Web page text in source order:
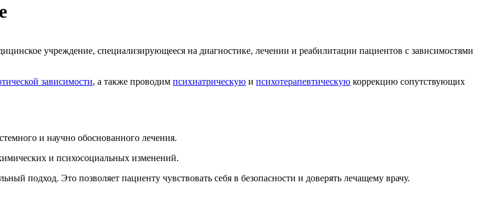
учреждение, специализирующееся на диагностике, лечении и реабилитации пациентов с зависимостями
зависимости, а также проводим психиатрическую и психотерапевтическую коррекцию сопутствующих
и научно обоснованного лечения.
и психосоциальных изменений.
подход. Это позволяет пациенту чувствовать себя в безопасности и доверять лечащему врачу.